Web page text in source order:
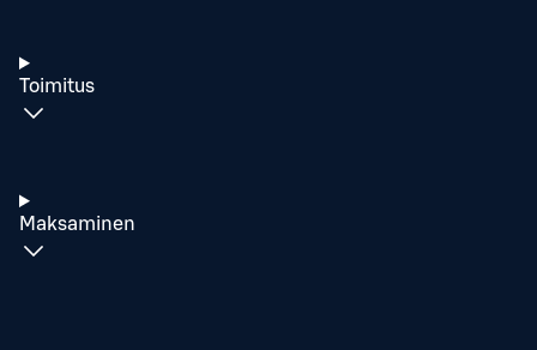
Toimitus
Maksaminen